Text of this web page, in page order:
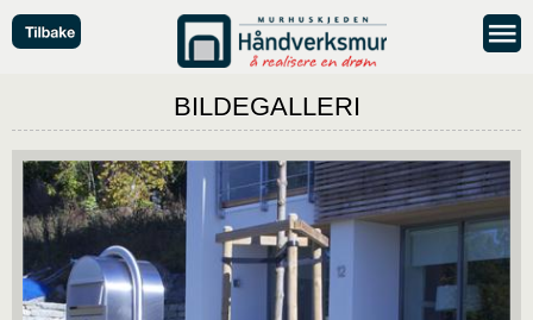
BILDEGALLERI